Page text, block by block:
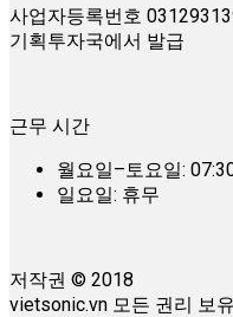
사업자등록번호
기획투자국에서 발급
근무 시간
월요일–토요일:
일요일: 휴무
저작권 © 2018
vietsonic.vn 모든 권리 보유